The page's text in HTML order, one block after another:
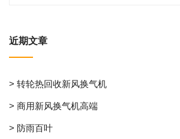
近期文章
> 转轮热回收新风换气机
> 商用新风换气机高端
> 防雨百叶